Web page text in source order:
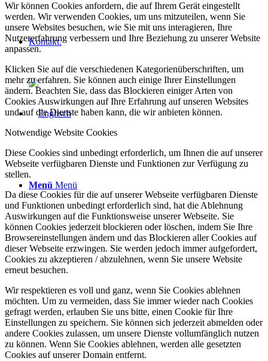
Kontakt.
Menü Menü
Wir können Cookies anfordern, die auf Ihrem Gerät eingestellt
werden. Wir verwenden Cookies, um uns mitzuteilen, wenn Sie
unsere Websites besuchen, wie Sie mit uns interagieren, Ihre
Nutzererfahrung verbessern und Ihre Beziehung zu unserer Website
anpassen.
Klicken Sie auf die verschiedenen Kategorienüberschriften, um
mehr zu erfahren. Sie können auch einige Ihrer Einstellungen
ändern. Beachten Sie, dass das Blockieren einiger Arten von
Cookies Auswirkungen auf Ihre Erfahrung auf unseren Websites
und auf die Dienste haben kann, die wir anbieten können.
Notwendige Website Cookies
Diese Cookies sind unbedingt erforderlich, um Ihnen die auf unserer
Webseite verfügbaren Dienste und Funktionen zur Verfügung zu
stellen.
Da diese Cookies für die auf unserer Webseite verfügbaren Dienste
und Funktionen unbedingt erforderlich sind, hat die Ablehnung
Auswirkungen auf die Funktionsweise unserer Webseite. Sie
können Cookies jederzeit blockieren oder löschen, indem Sie Ihre
Browsereinstellungen ändern und das Blockieren aller Cookies auf
dieser Webseite erzwingen. Sie werden jedoch immer aufgefordert,
Cookies zu akzeptieren / abzulehnen, wenn Sie unsere Website
erneut besuchen.
Wir respektieren es voll und ganz, wenn Sie Cookies ablehnen
möchten. Um zu vermeiden, dass Sie immer wieder nach Cookies
gefragt werden, erlauben Sie uns bitte, einen Cookie für Ihre
Einstellungen zu speichern. Sie können sich jederzeit abmelden oder
andere Cookies zulassen, um unsere Dienste vollumfänglich nutzen
zu können. Wenn Sie Cookies ablehnen, werden alle gesetzten
Cookies auf unserer Domain entfernt.